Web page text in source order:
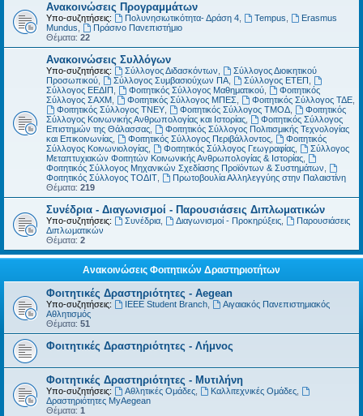
Ανακοινώσεις Προγραμμάτων
Υπο-συζητήσεις: Πολυνησιωτικότητα- Δράση 4, Tempus
Erasmus
Mundus
Πράσινο Πανεπιστήμιο
Θέματα: 22
Ανακοινώσεις Συλλόγων
Υπο-συζητήσεις: Σύλλογος Διδασκόντων
Σύλλογος Διοικητικού
Προσωπικού
Σύλλογος Συμβασιούχων ΠΑ, Σύλλογος ΕΤΕΠ
Σύλλογος ΕΕΔΙΠ
Φοιτητικός Σύλλογος Μαθηματικού,
Φοιτητικός
Σύλλογος ΣΑΧΜ
Φοιτητικός Σύλλογος ΜΠΕΣ Φοιτητικός Σύλλογος ΤΔΕ,
Φοιτητικός Σύλλογος ΤΝΕΥ, Φοιτητικός Σύλλογος ΤΜΟΔ,
Φοιτητικός
Σύλλογος Κοινωνικής Ανθρωπολογίας και Ιστορίας
Φοιτητικός Σύλλογος
Επιστημών της Θάλασσας
Φοιτητικός Σύλλογος Πολιτισμικής Τεχνολογίας
και Επικοινωνίας
Φοιτητικός Σύλλογος Περιβάλλοντος,
Φοιτητικός
Σύλλογος Κοινωνιολογίας
Φοιτητικός Σύλλογος Γεωγραφίας,
Σύλλογος
Μεταπτυχιακών Φοιτητών Κοινωνικής Ανθρωπολογίας & Ιστορίας
Φοιτητικός Σύλλογος Μηχανικών Σχεδίασης Προϊόντων & Συστημάτων
Φοιτητικός Σύλλογος ΤΟΔΙΤ
Πρωτοβουλία Αλληλεγγύης στην Παλαιστίνη
Θέματα: 219
Συνέδρια - Διαγωνισμοί - Παρουσιάσεις Διπλωματικών
Υπο-συζητήσεις: Συνέδρια, Διαγωνισμοί - Προκηρύξεις,
Παρουσιάσεις
Διπλωματικών
Θέματα: 2
Ανακοινώσεις Φοιτητικών Δραστηριοτήτων
Φοιτητικές Δραστηριότητες - Aegean
Υπο-συζητήσεις: IEEE Student Branch,
Αιγαιακός Πανεπιστημιακός
Αθλητισμός
Θέματα: 51
Φοιτητικές Δραστηριότητες - Λήμνος
Φοιτητικές Δραστηριότητες - Μυτιλήνη
Υπο-συζητήσεις: Αθλητικές Ομάδες, Καλλιτεχνικές Ομάδες,
Δραστηριότητες MyAegean
Θέματα: 1